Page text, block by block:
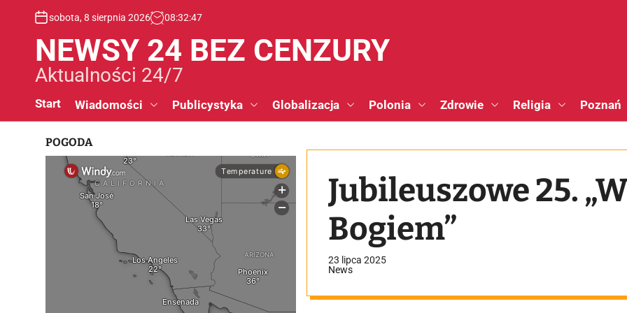
sobota, 8 sierpnia 2026 08:32:48
NEWSY 24 BEZ CENZURY
Aktualności 24/7
Start Wiadomości Publicystyka Globalizacja Polonia Zdrowie Religia Poznań
Jubileuszowe 25.
Bogiem”
23 lipca 2025
News
POGODA